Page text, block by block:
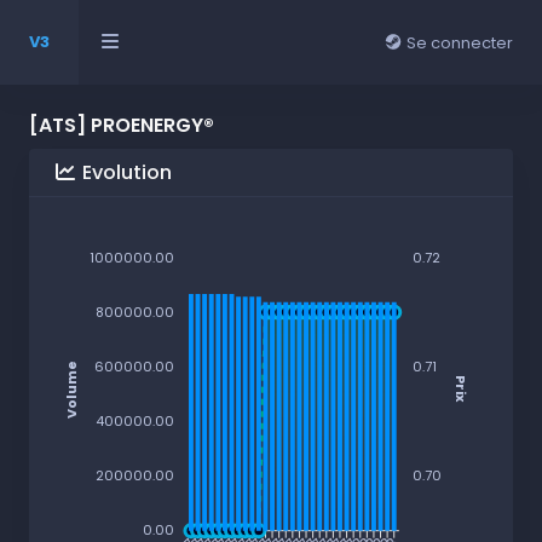
V3 Se connecter
[ATS] PROENERGY®
Evolution
0.72
0.71
0.70
Prix
1000000.00
800000.00
600000.00
400000.00
200000.00
0.00
Volume